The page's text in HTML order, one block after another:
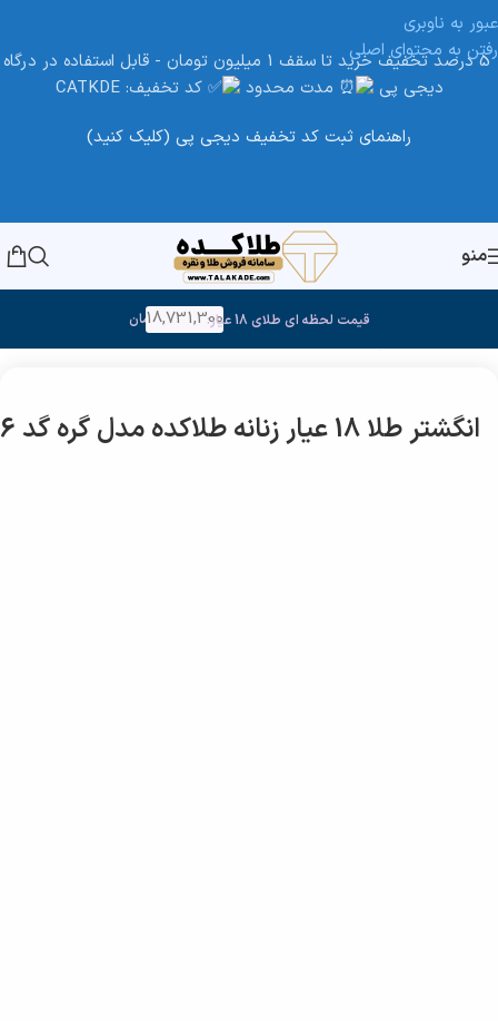
عبور به ناوبری
رفتن به محتوای اصلی
5 درصد تخفیف خرید تا سقف 1 میلیون تومان - قابل استفاده در درگاه
دیجی پی
مدت محدود
کد تخفیف: CATKDE
راهنمای ثبت کد تخفیف دیجی پی (کلیک کنید)
منو
تومان18,731,300 قیمت لحظه ای طلای 18 عیار:
انگشتر طلا 18 عیار زنانه طلاکده مدل گره گد 406